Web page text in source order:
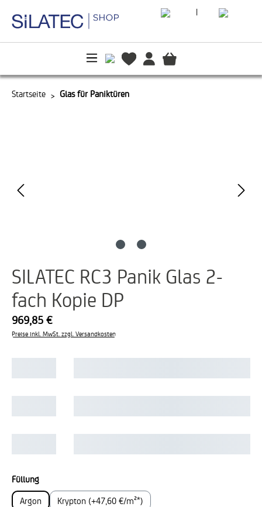
springen |
Startseite Glas für Paniktüren
SILATEC RC3 Panik Glas 2-
fach Kopie DP
969,85 €
Preise inkl. MwSt. zzgl. Versandkosten
Füllungauswählen
Argon
Krypton (+47,60 €/m²*)